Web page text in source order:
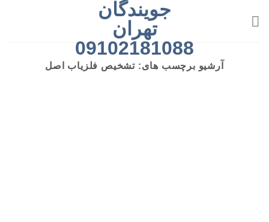
جویندگان
تهران
09102181088
آرشیو برچسب های: تشخیص فلزیاب اصل